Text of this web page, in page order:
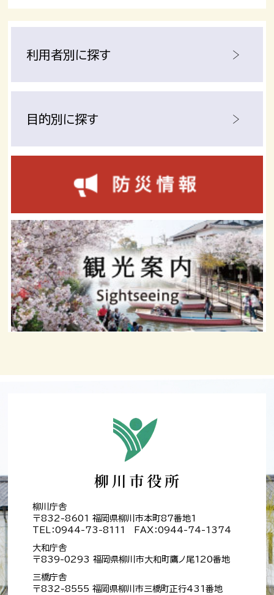
利用者別に探す
目的別に探す
柳川庁舎
〒832-8601 福岡県柳川市本町87番地1
TEL：0944-73-8111 FAX：0944-74-1374
大和庁舎
〒839-0293 福岡県柳川市大和町鷹ノ尾120番地
三橋庁舎
〒832-8555 福岡県柳川市三橋町正行431番地